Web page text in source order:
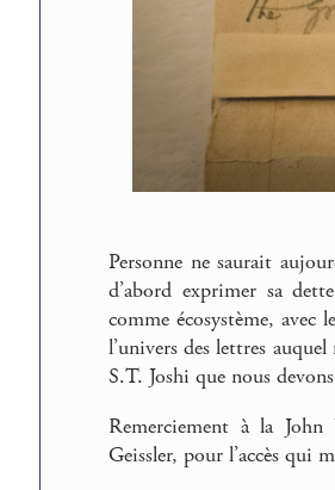
Personne ne saurait
d’abord exprimer sa
comme écosystème, avec
l’univers des lettres
S.T. Joshi que nous
Remerciement à la
Geissler, pour l’accès qui